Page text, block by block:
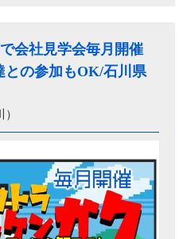
会社見学会毎月開催
の参加もOK/石川県